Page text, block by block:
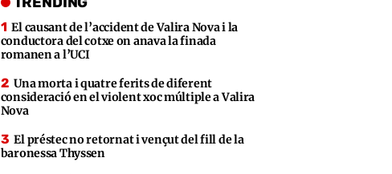
El causant de l’accident de Valira Nova i la
conductora del cotxe on anava la finada
romanen a l’UCI
Una morta i quatre ferits de diferent
consideració en el violent xoc múltiple a Valira
Nova
El préstec no retornat i vençut del fill de la
baronessa Thyssen